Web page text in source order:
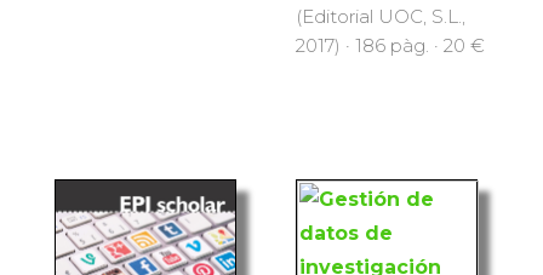
(Editorial UOC, S.L.,
2017) · 186 pàg. · 20 €